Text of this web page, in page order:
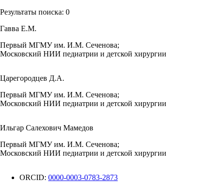
Результаты поиска: 0
Гавва Е.М.
Первый МГМУ им. И.М. Сеченова;
Московский НИИ педиатрии и детской хирургии
Царегородцев Д.А.
Первый МГМУ им. И.М. Сеченова;
Московский НИИ педиатрии и детской хирургии
Ильгар Салехович Мамедов
Первый МГМУ им. И.М. Сеченова;
Московский НИИ педиатрии и детской хирургии
ORCID: 0000-0003-0783-2873